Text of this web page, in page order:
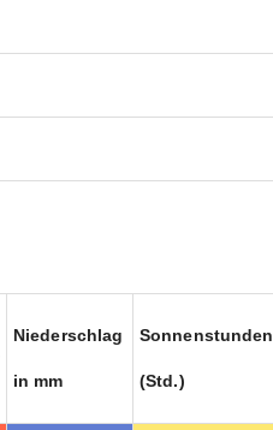
Niederschlag
in mm
Sonnenstunden
(Std.)